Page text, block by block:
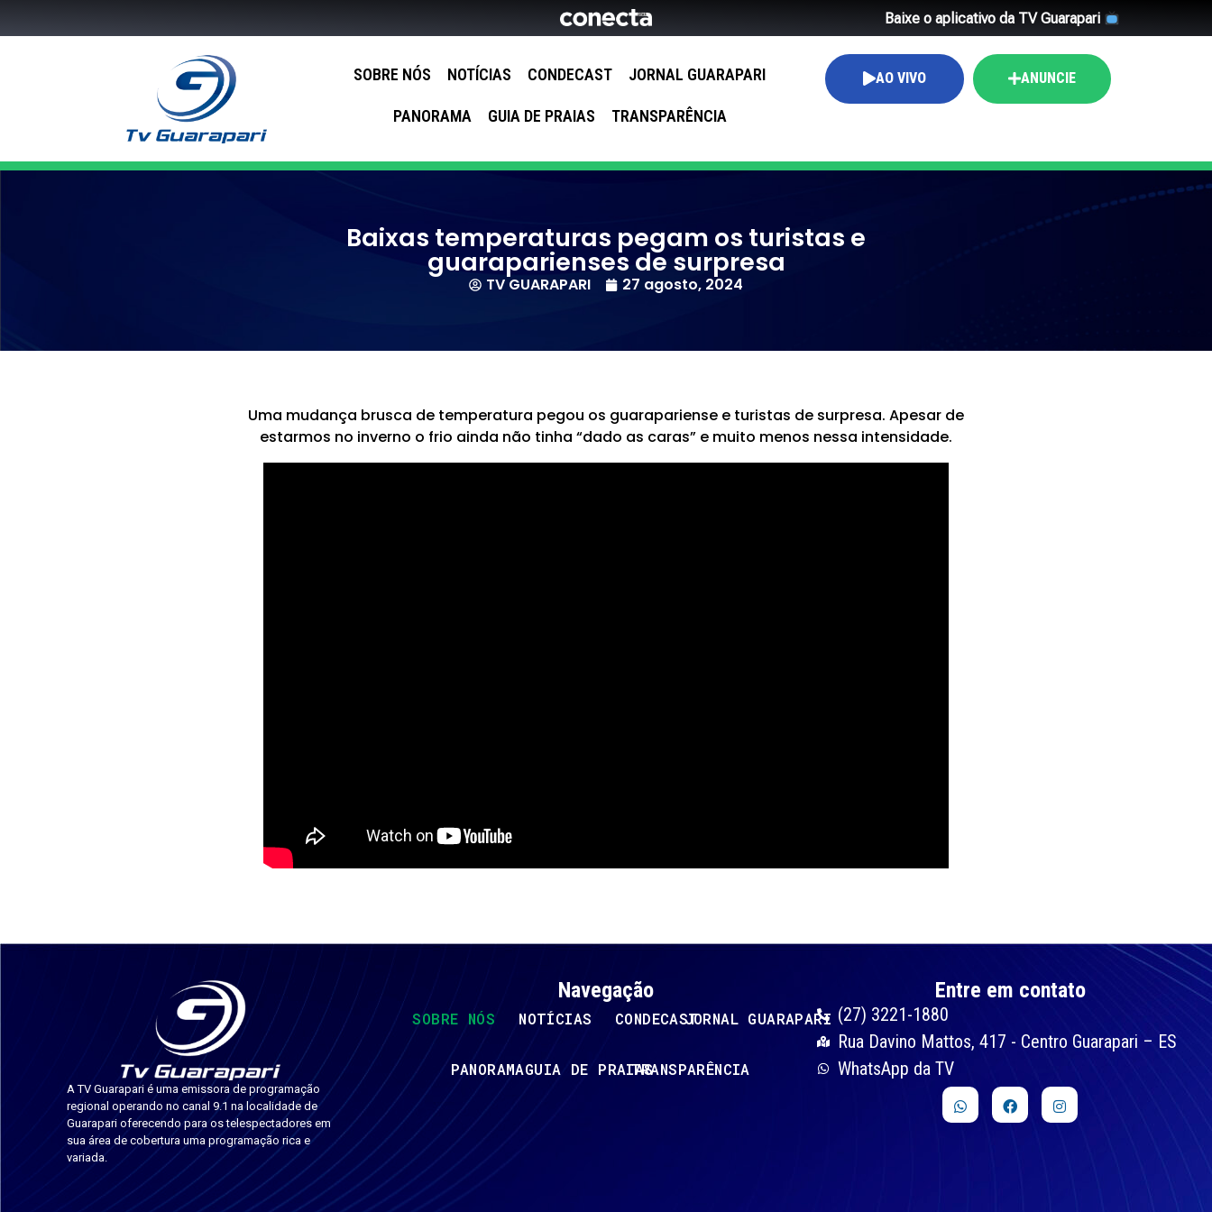
Baixe o aplicativo da TV Guarapari
SOBRE NÓS NOTÍCIAS CONDECAST JORNAL GUARAPARI
PANORAMA GUIA DE PRAIAS TRANSPARÊNCIA
AO VIVO ANUNCIE
Baixas temperaturas pegam os turistas e
guaraparienses de surpresa
TV GUARAPARI 27 agosto, 2024
Uma mudança brusca de temperatura pegou os guarapariense e turistas de surpresa. Apesar de
estarmos no inverno o frio ainda não tinha “dado as caras” e muito menos nessa intensidade.
A TV Guarapari é uma emissora de programação
regional operando no canal 9.1 na localidade de
Guarapari oferecendo para os telespectadores em
sua área de cobertura uma programação rica e
variada.
Navegação
SOBRE NÓS NOTÍCIAS CONDECASTJORNAL GUARAPARI
PANORAMAGUIA DE PRAIASTRANSPARÊNCIA
Entre em contato
(27) 3221-1880
Rua Davino Mattos, 417 - Centro Guarapari – ES
WhatsApp da TV